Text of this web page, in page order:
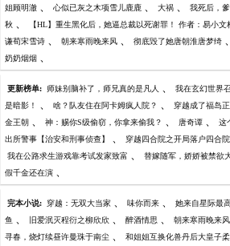
姐顾明澈 、 心似已灰之木项雪儿鹿鹿 、 大祸 、 我死后，
秋 、 【HL】重生黑化后，她逼总裁以死谢罪！ 作者：易小文
谦荀宋雪诗 、 朝来寒雨晚来风 、 彻底毁了她唐朝淮唐梦绮 、
奶奶烟烟 、
更新榜单: 师妹别脑补了，师兄真的是凡人 、 我在玄幻世界
是暗影！ 、 啥？队友住在阿卡姆疯人院？ 、 穿越成了福岛
金王朝 、 神：赐你S级偷窃，你拿来偷我？ 、 唐奇谭 、 这
出所警事【治安和刑事侦查】 、 穿越四合院之开局落户四合院
我在公路求生游戏靠考试发家致富 、 替嫁随军，娇娇被禁欲
假千金还在演 、
完本小说: 穿越：无双大当家 、 味你而来 、 她来自星际最
鱼 、 旧爱泯灭程衍之柳欣欣 、 醉酒情思 、 朝来寒雨晚来风
寻春，烧灯续昼许曼珠于南尘 、 和姐姐互换化兽丹后大皇子柔